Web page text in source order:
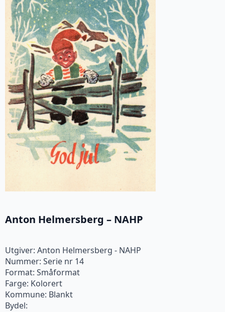
Anton Helmersberg – NAHP
Utgiver: Anton Helmersberg - NAHP
Nummer: Serie nr 14
Format: Småformat
Farge: Kolorert
Kommune: Blankt
Bydel: